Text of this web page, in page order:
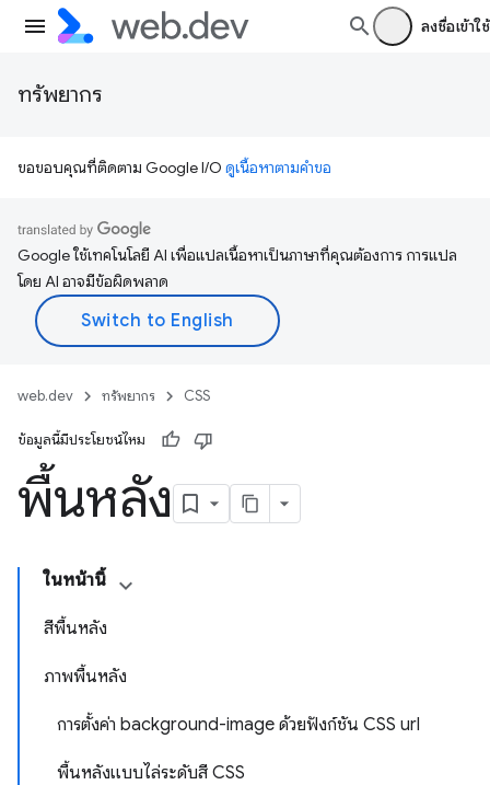
ลงชื่อเข้าใช้
ทรัพยากร
ขอขอบคุณที่ติดตาม Google I/O ดูเนื้อหาตามคำขอ
Google ใช้เทคโนโลยี AI เพื่อแปลเนื้อหาเป็นภาษาที่คุณต้องการ การแปล
โดย AI อาจมีข้อผิดพลาด
web.dev ทรัพยากร CSS
ข้อมูลนี้มีประโยชน์ไหม
พื้นหลัง
ในหน้านี้
สีพื้นหลัง
ภาพพื้นหลัง
การตั้งค่า background-image ด้วยฟังก์ชัน CSS url
พื้นหลังแบบไล่ระดับสี CSS